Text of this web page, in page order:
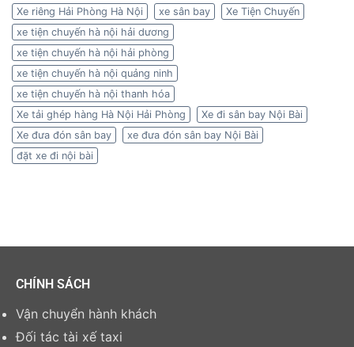
Xe riêng Hải Phòng Hà Nội
xe sân bay
Xe Tiện Chuyến
xe tiện chuyến hà nội hải dương
xe tiện chuyến hà nội hải phòng
xe tiện chuyến hà nội quảng ninh
xe tiện chuyến hà nội thanh hóa
Xe tải ghép hàng Hà Nội Hải Phòng
Xe đi sân bay Nội Bài
Xe đưa đón sân bay
xe đưa đón sân bay Nội Bài
đặt xe đi nội bài
CHÍNH SÁCH
Vận chuyển hành khách
Đối tác tài xế taxi